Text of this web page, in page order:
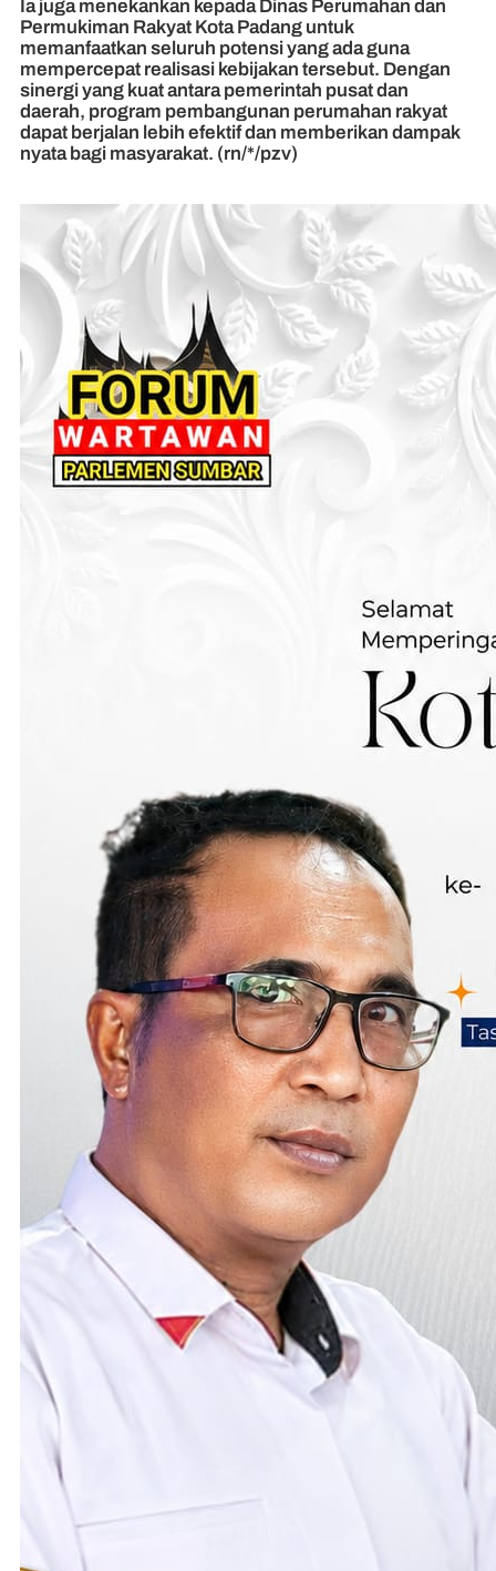
Ia juga menekankan kepada Dinas Perumahan dan
Permukiman Rakyat Kota Padang untuk
memanfaatkan seluruh potensi yang ada guna
mempercepat realisasi kebijakan tersebut. Dengan
sinergi yang kuat antara pemerintah pusat dan
daerah, program pembangunan perumahan rakyat
dapat berjalan lebih efektif dan memberikan dampak
nyata bagi masyarakat. (rn/*/pzv)